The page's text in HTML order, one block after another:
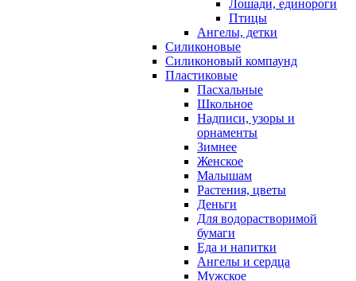
Лошади, единороги
Птицы
Ангелы, детки
Силиконовые
Силиконовый компаунд
Пластиковые
Пасхальные
Школьное
Надписи, узоры и
орнаменты
Зимнее
Женское
Малышам
Растения, цветы
Деньги
Для водорастворимой
бумаги
Еда и напитки
Ангелы и сердца
Мужское